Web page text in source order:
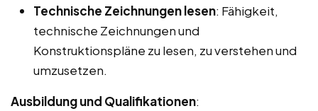
Technische Zeichnungen lesen: Fähigkeit,
technische Zeichnungen und
Konstruktionspläne zu lesen, zu verstehen und
umzusetzen.
Ausbildung und Qualifikationen: